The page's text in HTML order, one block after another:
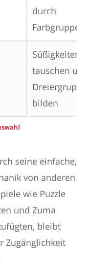
durch
Farbgruppen
Süßigkeiten
tauschen und
bilden
seine einfache,
von anderen
wie Puzzle
und Zuma
bleibt
Zugänglichkeit